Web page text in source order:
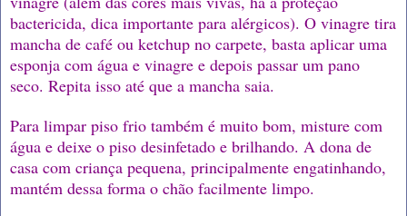
bactericida, dica importante para alérgicos). O vinagre tira
mancha de café ou ketchup no carpete, basta aplicar uma
esponja com água e vinagre e depois passar um pano
seco. Repita isso até que a mancha saia.
Para limpar piso frio também é muito bom, misture com
água e deixe o piso desinfetado e brilhando. A dona de
casa com criança pequena, principalmente engatinhando,
mantém dessa forma o chão facilmente limpo.